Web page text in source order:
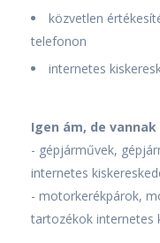
közvetlen
telefonon
internetes
Igen ám, de
- gépjárművek,
internetes
- motorkerékpárok,
tartozékok internetes